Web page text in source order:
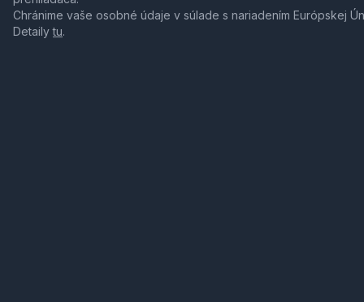
Chránime vaše osobné údaje v súlade s nariadením Európskej
Detailytu.